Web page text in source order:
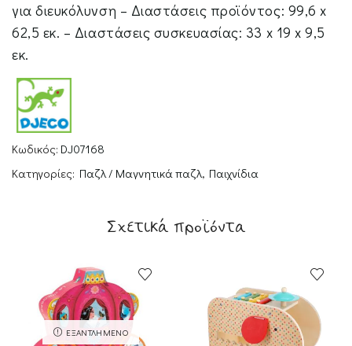
για διευκόλυνση – Διαστάσεις προϊόντος: 99,6 x
62,5 εκ. – Διαστάσεις συσκευασίας: 33 x 19 x 9,5
εκ.
Κωδικός: DJ07168
Κατηγορίες: Παζλ / Μαγνητικά παζλ, Παιχνίδια
Σχετικά προϊόντα
ΕΞΑΝΤΛΗΜΈΝΟ